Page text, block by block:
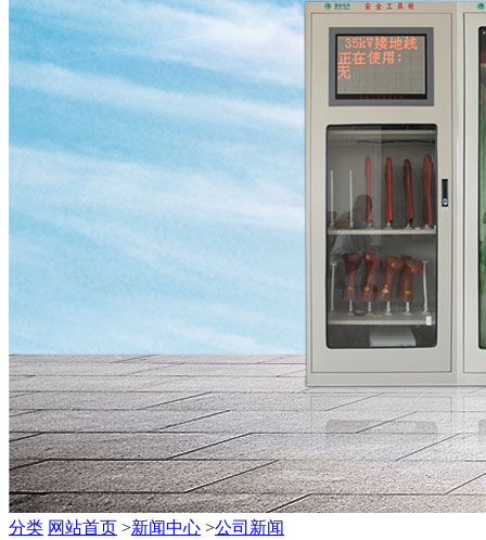
分类 网站首页 >新闻中心 >公司新闻